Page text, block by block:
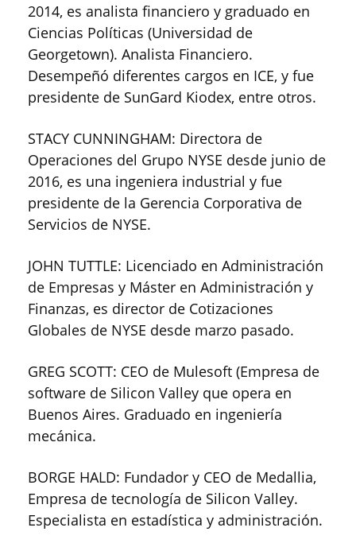
2014, es analista financiero y graduado en
Ciencias Políticas (Universidad de
Georgetown). Analista Financiero.
Desempeñó diferentes cargos en ICE, y fue
presidente de SunGard Kiodex, entre otros.
STACY CUNNINGHAM: Directora de
Operaciones del Grupo NYSE desde junio de
2016, es una ingeniera industrial y fue
presidente de la Gerencia Corporativa de
Servicios de NYSE.
JOHN TUTTLE: Licenciado en Administración
de Empresas y Máster en Administración y
Finanzas, es director de Cotizaciones
Globales de NYSE desde marzo pasado.
GREG SCOTT: CEO de Mulesoft (Empresa de
software de Silicon Valley que opera en
Buenos Aires. Graduado en ingeniería
mecánica.
BORGE HALD: Fundador y CEO de Medallia,
Empresa de tecnología de Silicon Valley.
Especialista en estadística y administración.